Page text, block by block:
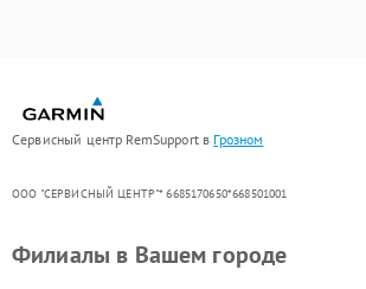
Сервисный центр RemSupport в Грозном
ООО "СЕРВИСНЫЙ ЦЕНТР"* 6685170650*668501001
Филиалы в Вашем городе